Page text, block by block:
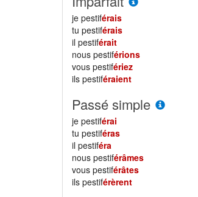
je pestiférais
tu pestiférais
il pestiférait
nous pestiférions
vous pestifériez
ils pestiféraient
Passé simple
je pestiférai
tu pestiféras
il pestiféra
nous pestiférâmes
vous pestiférâtes
ils pestiférèrent